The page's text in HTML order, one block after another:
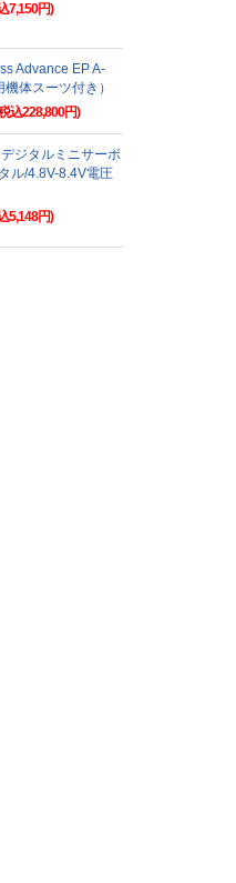
7,150円)
Advance EP A-
体スーツ付き）
込228,800円)
ジタルミニサーボ
ル/4.8V-8.4V電圧
5,148円)